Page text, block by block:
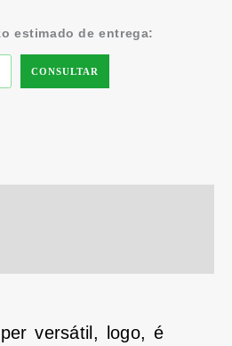
estimado de entrega:
CONSULTAR
versátil, logo, é